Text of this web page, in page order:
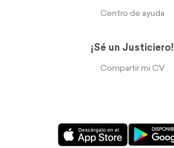
Centro de ayuda
¡Sé un Justiciero!
Compartir mi CV